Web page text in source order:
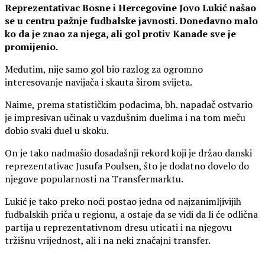
Reprezentativac Bosne i Hercegovine Jovo Lukić našao
se u centru pažnje fudbalske javnosti. Donedavno malo
ko da je znao za njega, ali gol protiv Kanade sve je
promijenio.
Međutim, nije samo gol bio razlog za ogromno
interesovanje navijača i skauta širom svijeta.
Naime, prema statističkim podacima, bh. napadač ostvario
je impresivan učinak u vazdušnim duelima i na tom meču
dobio svaki duel u skoku.
On je tako nadmašio dosadašnji rekord koji je držao danski
reprezentativac Jusufa Poulsen, što je dodatno dovelo do
njegove popularnosti na Transfermarktu.
Lukić je tako preko noći postao jedna od najzanimljivijih
fudbalskih priča u regionu, a ostaje da se vidi da li će odlična
partija u reprezentativnom dresu uticati i na njegovu
tržišnu vrijednost, ali i na neki značajni transfer.